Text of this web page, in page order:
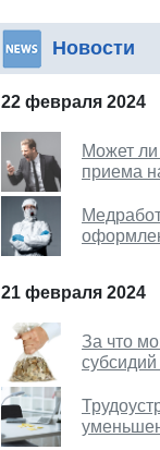
Новости
22 февраля 2024
Может
приема
21 февраля 2024
За что